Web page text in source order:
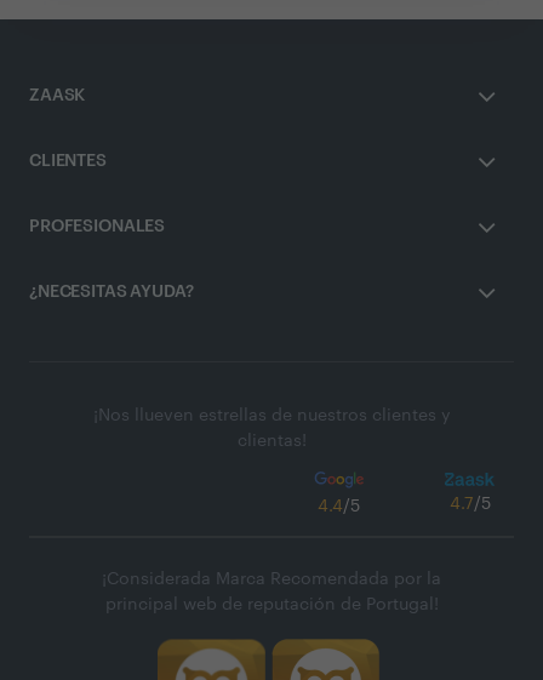
ZAASK
CLIENTES
PROFESIONALES
¿NECESITAS AYUDA?
¡Nos llueven estrellas de nuestros clientes y
clientas!
4.4/5 4.7/5
¡Considerada Marca Recomendada por la
principal web de reputación de Portugal!